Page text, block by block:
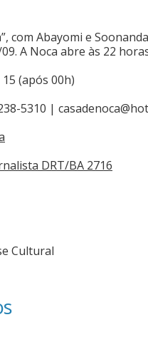
com Abayomi e
A Noca abre às 22
15 (após 00h)
5310 |
DRT/BA 2716
Cultural